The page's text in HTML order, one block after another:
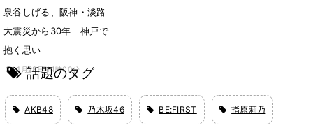
泉谷しげる、阪神・淡路
大震災から30年 神戸で
抱く思い
1月28日 14時00分
話題のタグ
AKB48 乃木坂46 BE:FIRST 指原莉乃